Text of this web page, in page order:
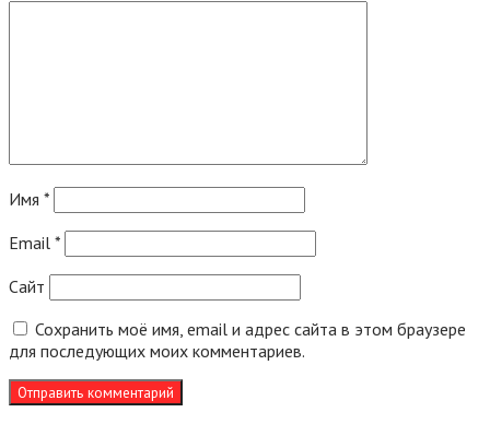
Имя *
Email *
Сайт
Сохранить моё имя, email и адрес сайта в этом браузере
для последующих моих комментариев.